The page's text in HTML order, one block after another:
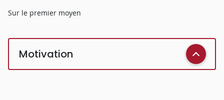
Sur le premier moyen
Motivation